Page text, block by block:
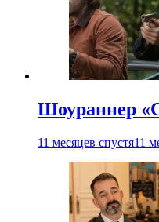
Шоураннер
11 месяцев спустя11